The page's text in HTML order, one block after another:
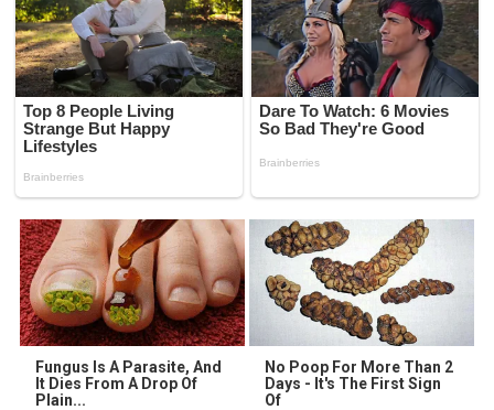
Fungus Is A Parasite, And
It Dies From A Drop Of
Plain...
No Poop For More Than 2
Days - It's The First Sign
Of